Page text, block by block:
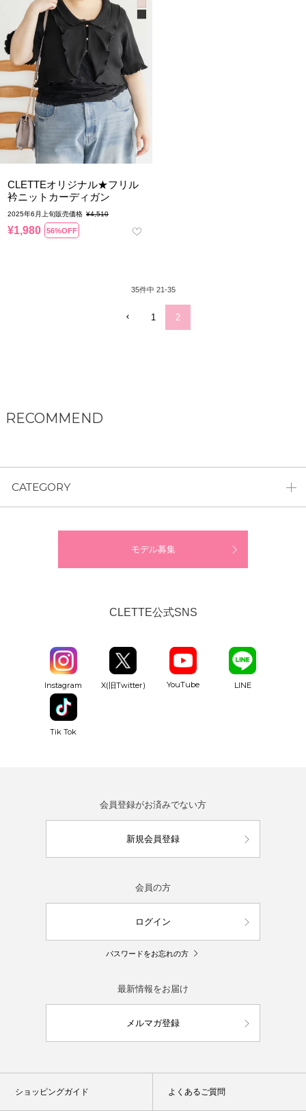
CLETTEオリジナル★フリル
衿ニットカーディガン
2025年6月上旬販売価格 ¥4,510
¥1,980 56%OFF
35件中 21-35
1 2
RECOMMEND
CATEGORY
モデル募集
CLETTE公式SNS
Instagram X(旧Twitter) YouTube LINE
Tik Tok
会員登録がお済みでない方
新規会員登録
会員の方
ログイン
パスワードをお忘れの方
最新情報をお届け
メルマガ登録
ショッピングガイド よくあるご質問